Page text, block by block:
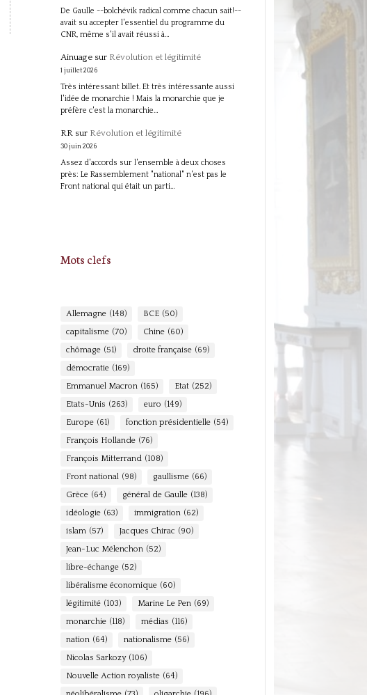
De Gaulle --bolchévik radical comme chacun sait!--
avait su accepter l'essentiel du programme du
CNR, même s'il avait réussi à…
Ainuagesur Révolution et légitimité
1 juillet 2026
Très intéressant billet. Et très intéressante aussi
l'idée de monarchie ! Mais la monarchie que je
préfère c'est la monarchie…
RRsur Révolution et légitimité
30 juin 2026
Assez d'accords sur l'ensemble à deux choses
près: Le Rassemblement "national" n'est pas le
Front national qui était un parti…
Mots clefs
Allemagne (148) BCE (50)
capitalisme (70) Chine (60)
chômage (51) droite française (69)
démocratie (169)
Emmanuel Macron (165) Etat (252)
Etats-Unis (263) euro (149)
Europe (61) fonction présidentielle (54)
François Hollande (76)
François Mitterrand (108)
Front national (98) gaullisme (66)
Grèce (64) général de Gaulle (138)
idéologie (63) immigration (62)
islam (57) Jacques Chirac (90)
Jean-Luc Mélenchon (52)
libre-échange (52)
libéralisme économique (60)
légitimité (103) Marine Le Pen (69)
monarchie (118) médias (116)
nation (64) nationalisme (56)
Nicolas Sarkozy (106)
Nouvelle Action royaliste (64)